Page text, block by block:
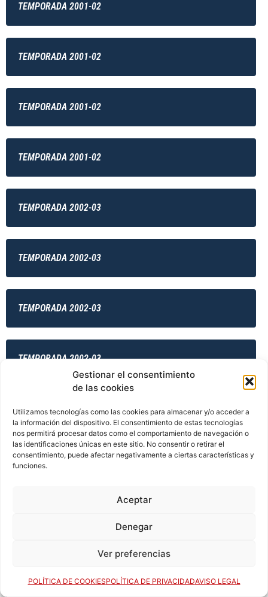
Gestionar el consentimiento
de las cookies
Utilizamos tecnologías como las cookies para almacenar y/o acceder a
la información del dispositivo. El consentimiento de estas tecnologías
nos permitirá procesar datos como el comportamiento de navegación o
las identificaciones únicas en este sitio. No consentir o retirar el
consentimiento, puede afectar negativamente a ciertas características y
funciones.
Aceptar
Denegar
Ver preferencias
POLÍTICA DE COOKIESPOLÍTICA DE PRIVACIDADAVISO LEGAL
TEMPORADA 2001-02
TEMPORADA 2001-02
TEMPORADA 2001-02
TEMPORADA 2001-02
TEMPORADA 2002-03
TEMPORADA 2002-03
TEMPORADA 2002-03
TEMPORADA 2002-03
TEMPORADA 2003-04
TEMPORADA 2003-04
TEMPORADA 2003-04